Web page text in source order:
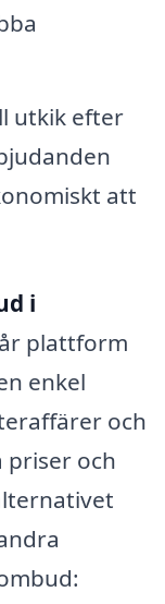
utkik efter
att
i
plattform
enkel
och
priser och